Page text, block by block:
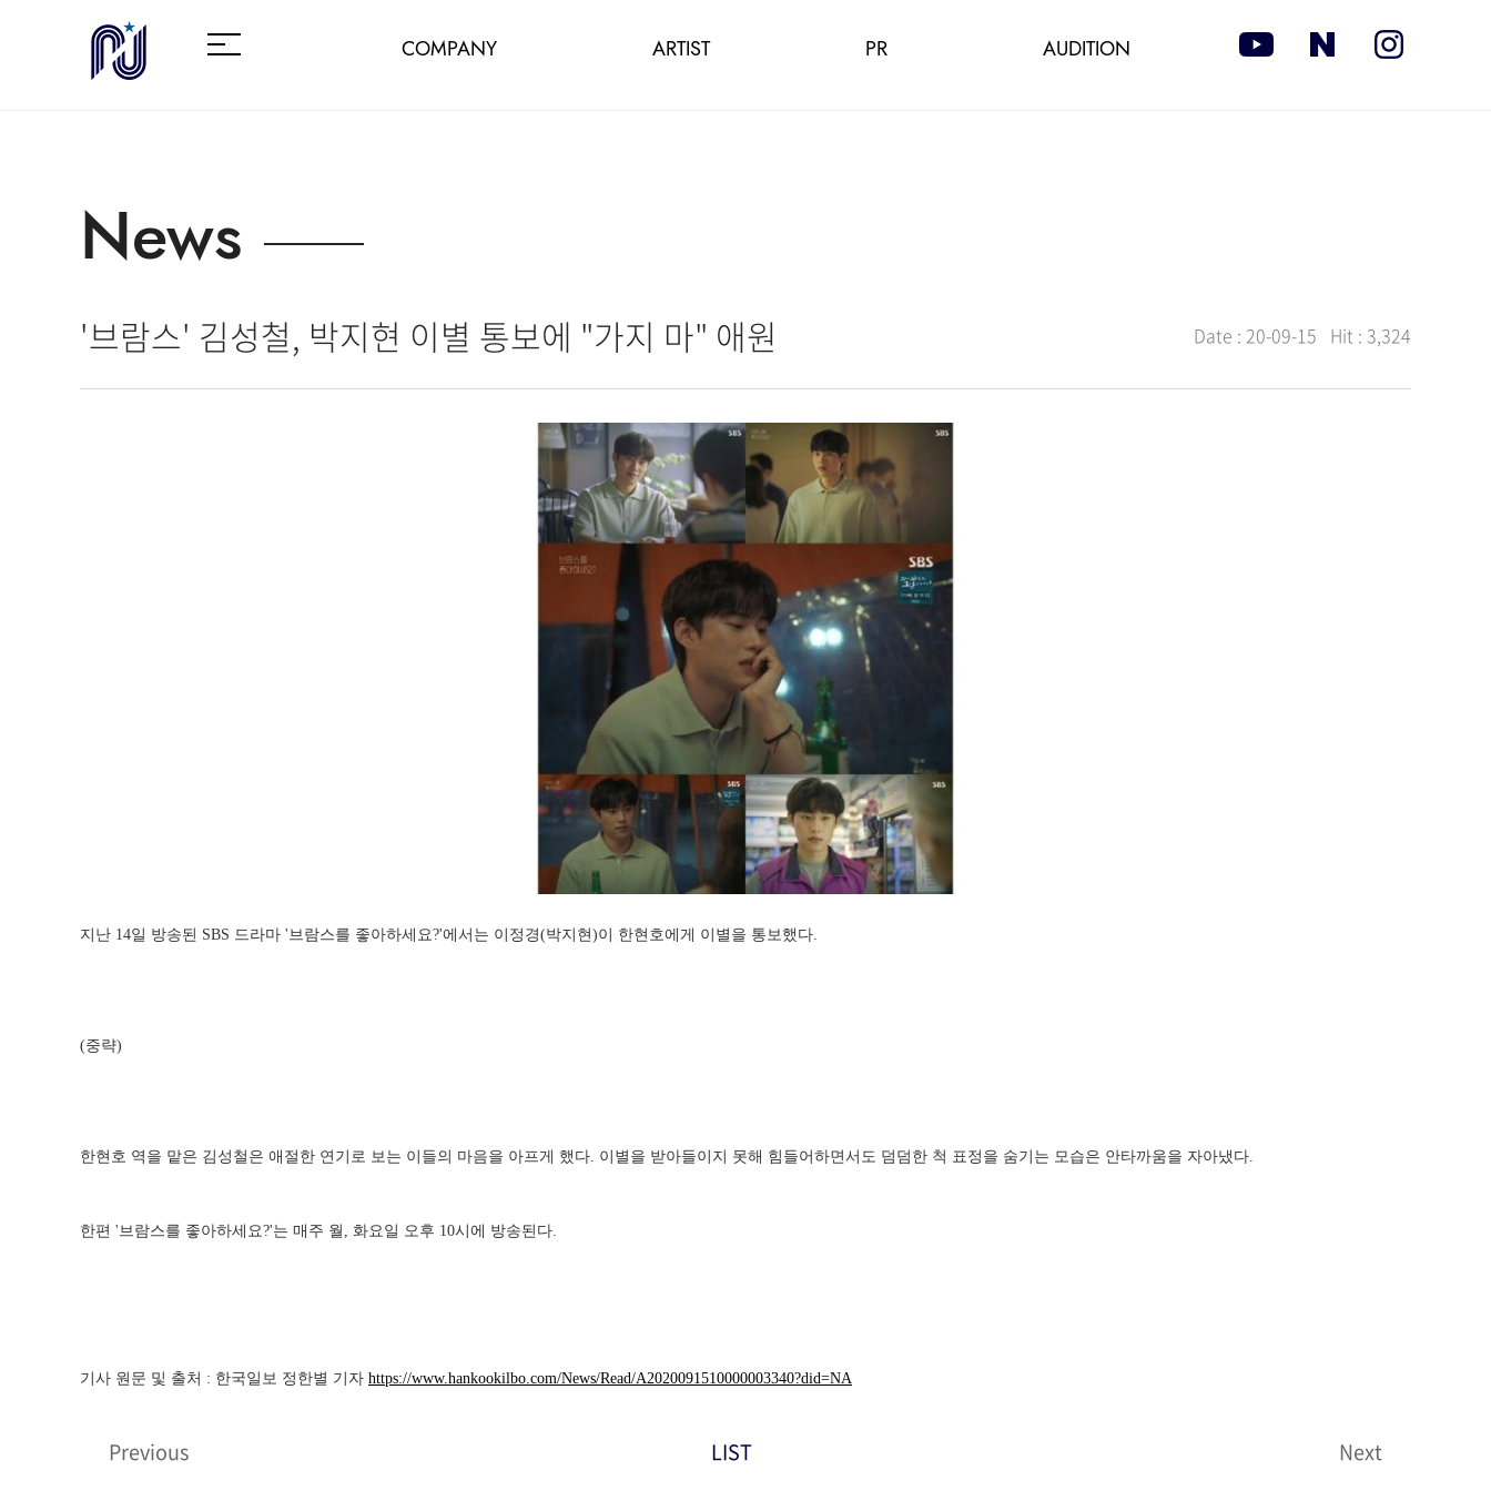
COMPANY ARTIST PR AUDITION
News
'브람스' 김성철, 박지현 이별 통보에 "가지 마" 애원 Date : 20-09-15 Hit : 3,324
지난 14일 방송된 SBS 드라마 '브람스를 좋아하세요?'에서는 이정경(박지현)이 한현호에게 이별을 통보했다.
(중략)
한현호 역을 맡은 김성철은 애절한 연기로 보는 이들의 마음을 아프게 했다. 이별을 받아들이지 못해 힘들어하면서도 덤덤한 척 표정을 숨기는 모습은 안타까움을 자아냈다.
한편 '브람스를 좋아하세요?'는 매주 월, 화요일 오후 10시에 방송된다.
기사 원문 및 출처 : 한국일보 정한별 기자 https://www.hankookilbo.com/News/Read/A2020091510000003340?did=NA
Previous LIST Next